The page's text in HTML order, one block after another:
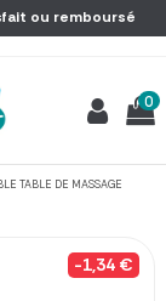
ou remboursé
0
TABLE DE MASSAGE
-1,34 €